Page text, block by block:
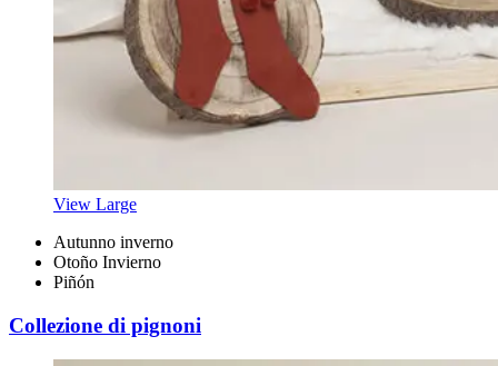
View Large
Autunno inverno
Otoño Invierno
Piñón
Collezione di pignoni